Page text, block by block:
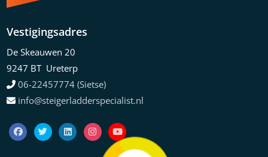
Vestigingsadres
De Skeauwen 20
9247 BT Ureterp
06-22457774 (Sietse)
info@steigerladderspecialist.nl